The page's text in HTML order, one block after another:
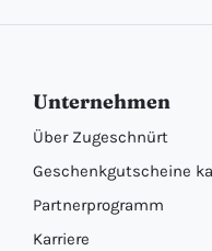
Unternehmen
Über Zugeschnürt
Geschenkgutscheine
Partnerprogramm
Karriere